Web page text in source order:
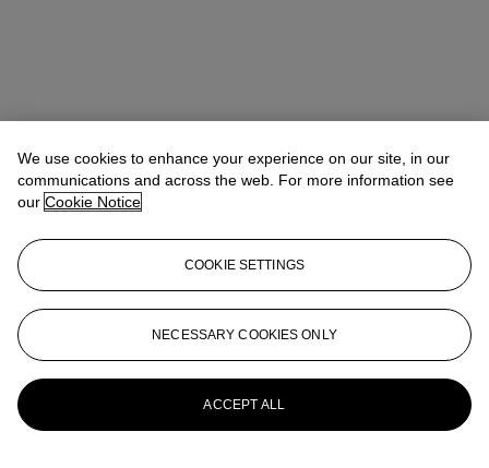
20/21st Century Evening Sale - ParisGeneral Enquires
eveningparis2021@christies.com
More from20th/21st Century Art -
Evening Sale
We use cookies to enhance your experience on our site, in our
communications and across the web. For more information see
our Cookie Notice
COOKIE SETTINGS
NECESSARY COOKIES ONLY
ACCEPT ALL